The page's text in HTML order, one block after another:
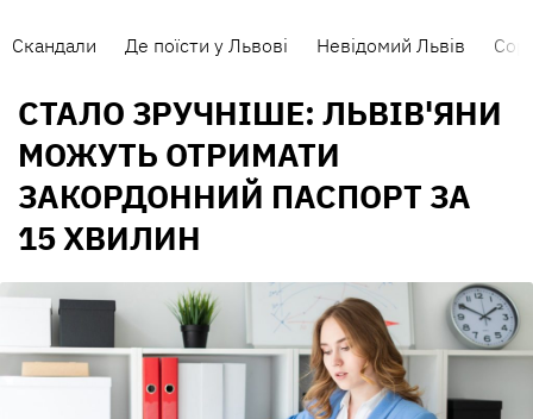
Скандали Де поїсти у Львові Невідомий Львів
СТАЛО ЗРУЧНІШЕ: ЛЬВІВ'ЯНИ
МОЖУТЬ ОТРИМАТИ
ЗАКОРДОННИЙ ПАСПОРТ ЗА
15 ХВИЛИН